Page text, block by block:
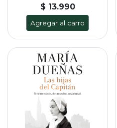
$ 13.990
Agregar al carro